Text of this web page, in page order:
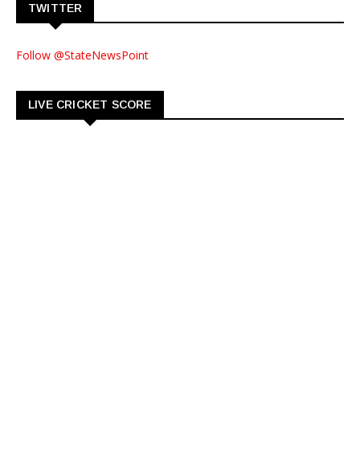
TWITTER
Follow @StateNewsPoint
LIVE CRICKET SCORE